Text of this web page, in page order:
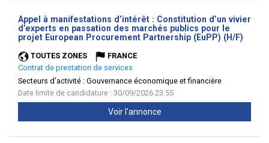
Appel à manifestations d’intérêt : Constitution d’un vivier
d’experts en passation des marchés publics pour le
projet European Procurement Partnership (EuPP) (H/F)
TOUTES ZONES
FRANCE
Contrat de prestation de services
Secteurs d'activité : Gouvernance économique et financière
Date limite de candidature : 30/09/2026 23:55
Voir l'annonce